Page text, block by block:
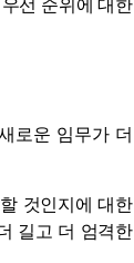
선 순위에 대한
로운 임무가 더
것인지에 대한
길고 더 엄격한